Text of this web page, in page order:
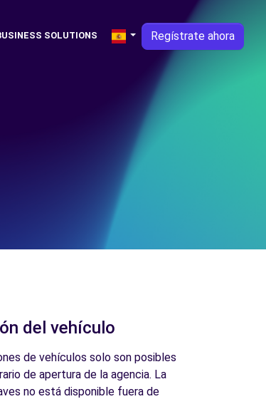
SOLUTIONS Regístrate ahora
del vehículo
de vehículos solo son posibles
de apertura de la agencia. La
no está disponible fuera de